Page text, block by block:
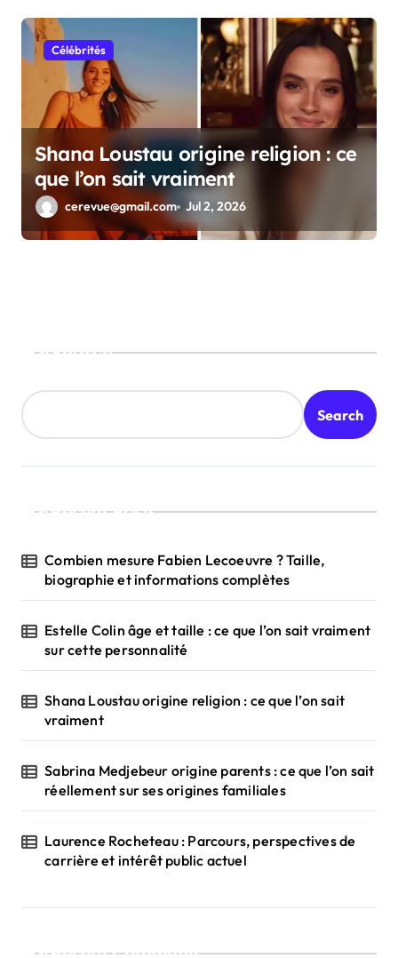
Célébrités
Shana Loustau origine religion : ce
que l’on sait vraiment
cerevue@gmail.com Jul 2, 2026
Search
Search
Recent Posts
Combien mesure Fabien Lecoeuvre ? Taille,
biographie et informations complètes
Estelle Colin âge et taille : ce que l’on sait vraiment
sur cette personnalité
Shana Loustau origine religion : ce que l’on sait
vraiment
Sabrina Medjebeur origine parents : ce que l’on sait
réellement sur ses origines familiales
Laurence Rocheteau : Parcours, perspectives de
carrière et intérêt public actuel
Recent Comments